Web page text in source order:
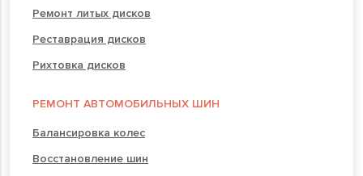
Ремонт литых дисков
Реставрация дисков
Рихтовка дисков
РЕМОНТ АВТОМОБИЛЬНЫХ ШИН
Балансировка колес
Восстановление шин